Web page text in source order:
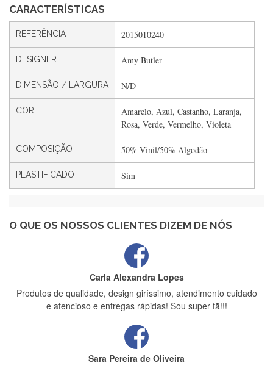
CARACTERÍSTICAS
REFERÊNCIA 2015010240
DESIGNER Amy Butler
DIMENSÃO / LARGURA N/D
COR
Amarelo, Azul, Castanho, Laranja,
Rosa, Verde, Vermelho, Violeta
COMPOSIÇÃO 50% Vinil/50% Algodão
PLASTIFICADO Sim
O QUE OS NOSSOS CLIENTES DIZEM DE NÓS
Silvia André
Gostei ,Serviço bastante rápido. recomendo
Filipa Freire
Rápido, atendimento 5*. Hoje chegará a segunda encomenda
feita de muitas certamente❤️
estrelas
Carla Alexandra Lopes
Produtos de qualidade, design giríssimo, atendimento cuidado
e atencioso e entregas rápidas! Sou super fã!!!
Sara Pereira de Oliveira